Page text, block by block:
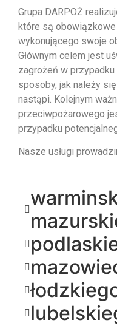
Grupa DARPOŻ
które są
wykonującego swoje
Głównym celem jest
zagrożeń w
sposoby, jak należy
nastąpi. Kolejnym
przeciwpożarowego
przypadku
Nasze usługi